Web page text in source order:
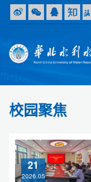
校园聚焦
21
2026.05